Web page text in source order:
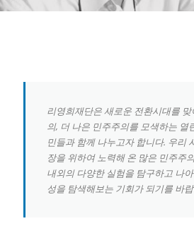
기
리영희재단은 새로운 전환시대를
의, 더 나은 민주주의를 모색하는 열
민들과 함께 나누고자 합니다. 우리
장을 위하여 노력해 온 많은 민주주
내외의 다양한 실험을 탐구하고 나
성을 탐색해보는 기회가 되기를 바